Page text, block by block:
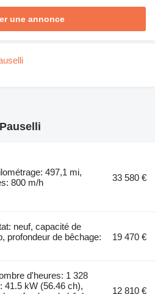
une annonce
497,1 mi,
800 m/h
33 580 €
neuf, capacité de
profondeur de bêchage:
19 470 €
d'heures: 1 328
41.5 kW (56.46 ch),
12 810 €